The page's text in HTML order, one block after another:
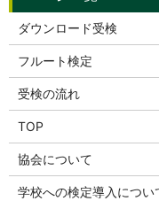
ダウンロード受検
フルート検定
受検の流れ
TOP
協会について
学校への検定導入につい